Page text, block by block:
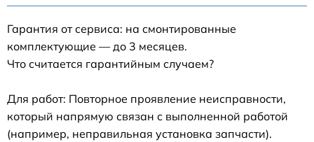
Гарантия от сервиса: на смонтированные
комплектующие — до 3 месяцев.
Что считается гарантийным случаем?
Для работ: Повторное проявление неисправности,
который напрямую связан с выполненной работой
(например, неправильная установка запчасти).